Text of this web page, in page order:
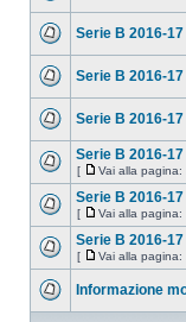
Serie B 2016-
Serie B 2016-
Serie B 2016-
Serie B 2016-
[ Vai alla pagina:
Serie B 2016-
[ Vai alla pagina:
Serie B 2016-
[ Vai alla pagina:
Informazione